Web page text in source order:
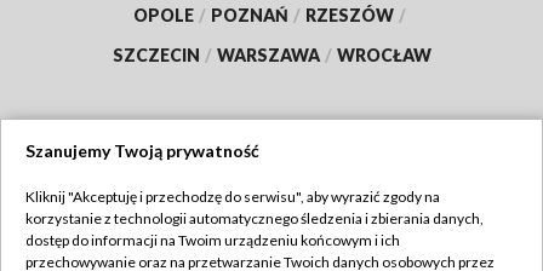
OPOLE / POZNAŃ / RZESZÓW /
SZCZECIN / WARSZAWA / WROCŁAW
TVP
Abonament TVP
Szanujemy Twoją prywatność
Kliknij "Akceptuję i przechodzę do serwisu", aby wyrazić zgody na
korzystanie z technologii automatycznego śledzenia i zbierania danych,
dostęp do informacji na Twoim urządzeniu końcowym i ich
przechowywanie oraz na przetwarzanie Twoich danych osobowych przez